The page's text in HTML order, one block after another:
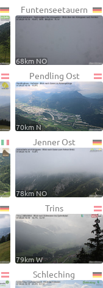
Funtenseetauern
68km NO
Pendling Ost
70km N
Jenner Ost
78km NO
Trins
79km W
Schleching